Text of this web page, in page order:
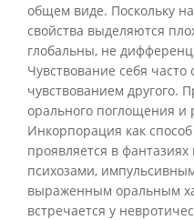
общем виде. Поскольку
свойства выделяются
глобальны, не
Чувствование себя часто
чувствованием другого.
орального поглощения и
Инкорпорация как
проявляется в
психозами,
выраженным оральным
встречается у